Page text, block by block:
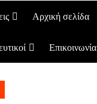
Αρχική σελίδα
Επικοινωνία